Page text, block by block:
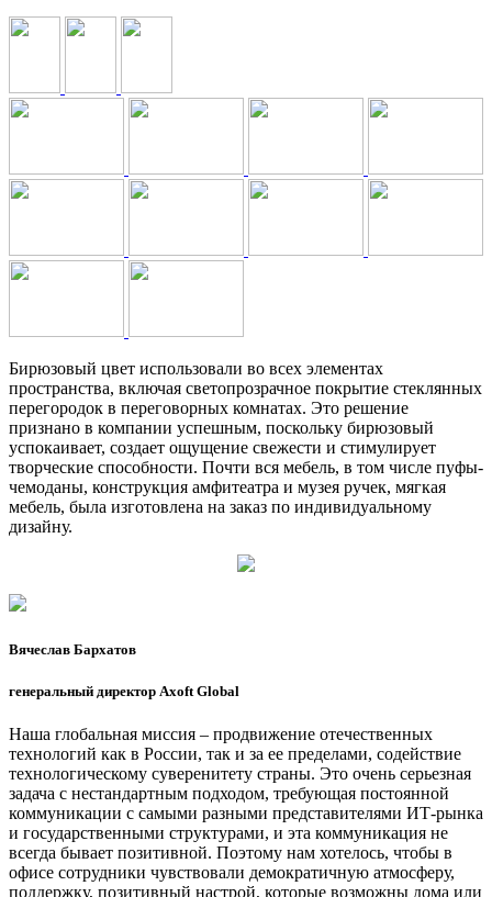
Бирюзовый цвет использовали во всех элементах
пространства, включая светопрозрачное покрытие стеклянных
перегородок в переговорных комнатах. Это решение
признано в компании успешным, поскольку бирюзовый
успокаивает, создает ощущение свежести и стимулирует
творческие способности. Почти вся мебель, в том числе пуфы-
чемоданы, конструкция амфитеатра и музея ручек, мягкая
мебель, была изготовлена на заказ по индивидуальному
дизайну.
Вячеслав Бархатов
генеральный директор Axoft Global
Наша глобальная миссия – продвижение отечественных
технологий как в России, так и за ее пределами, содействие
технологическому суверенитету страны. Это очень серьезная
задача с нестандартным подходом, требующая постоянной
коммуникации с самыми разными представителями ИТ-рынка
и государственными структурами, и эта коммуникация не
всегда бывает позитивной. Поэтому нам хотелось, чтобы в
офисе сотрудники чувствовали демократичную атмосферу,
поддержку, позитивный настрой, которые возможны дома или